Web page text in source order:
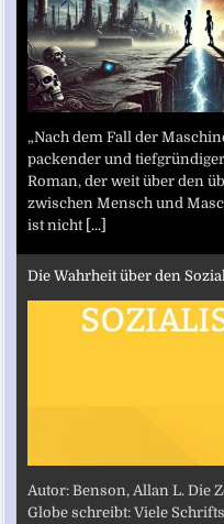
„Nach dem Fall der
packender und
Roman, der weit über den
zwischen Mensch und
ist nicht [...]
Die Wahrheit über den
Autor: Benson, Allan L. Die
Globe schreibt: Viele